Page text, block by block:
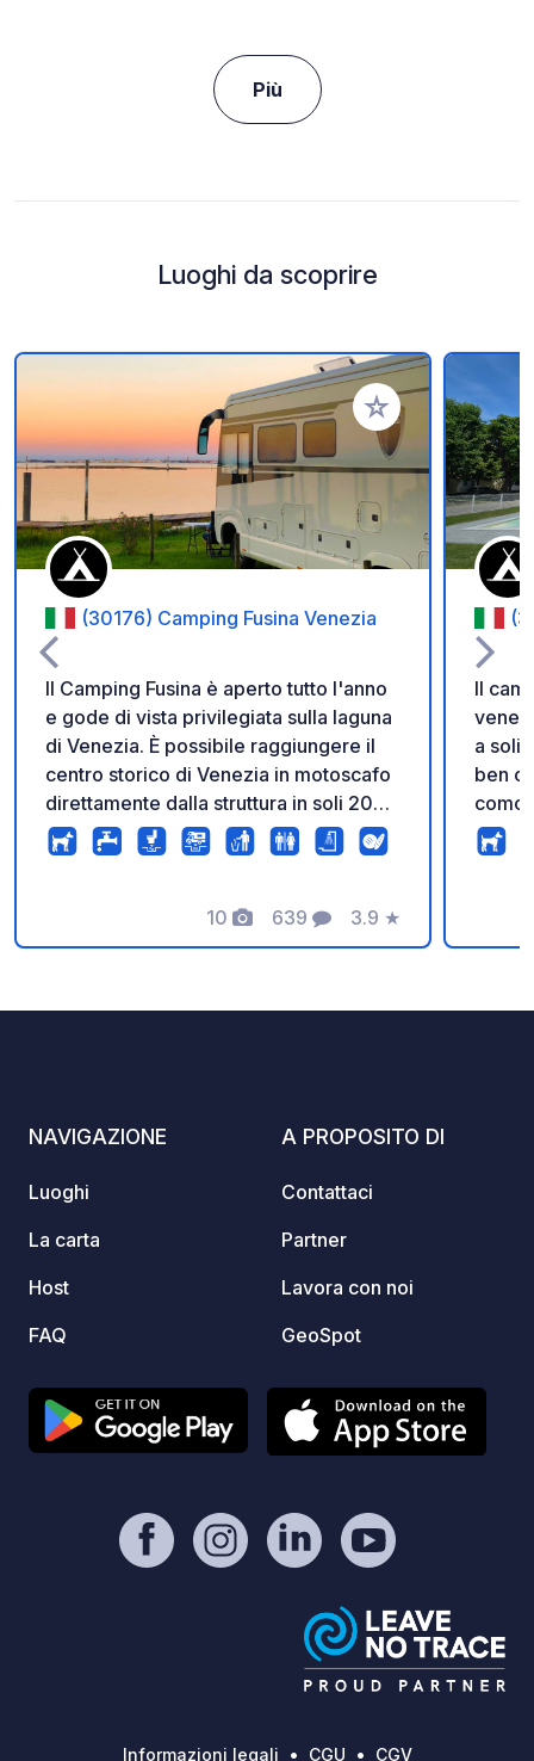
Più
Luoghi da scoprire
Aggiungi ai tuoi
(30176) Camping Fusina Venezia
Il Camping Fusina è aperto tutto l'anno
e gode di vista privilegiata sulla laguna
di Venezia. È possibile raggiungere il
centro storico di Venezia in motoscafo
direttamente dalla struttura in soli 20
minuti.. Nel periodo estivo è attivo
anche il collegamento in motoscafo
Alberoni. Dispone di Piscina,
Ristorante, Pizzeria, Bar e Mini Market
10
Foto
639
Commenti
3.9
Valutazione
★
Il
a soli
ben
che
NAVIGAZIONE
Luoghi
La carta
Host
FAQ
A PROPOSITO DI
Contattaci
Partner
Lavora con noi
GeoSpot
Informazioni legali CGU CGV